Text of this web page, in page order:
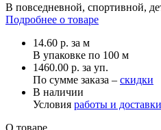
В повседневной, спортивной,
Подробнее о товаре
14.60 р. за м
В упаковке по 100 м
1460.00 р. за уп.
По сумме заказа – скидки
В наличии
Условия работы и доставки
О товаре